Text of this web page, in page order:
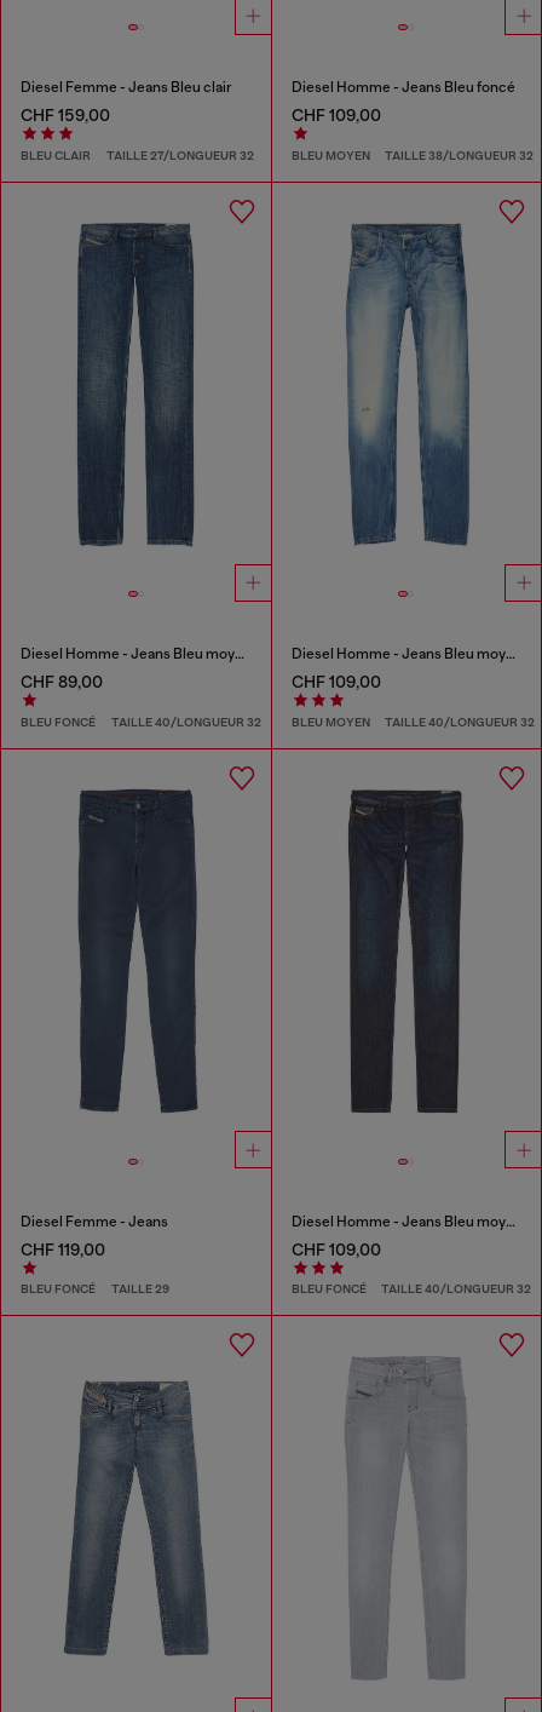
Diesel Femme - Jeans Bleu clair
CHF 159,00
BLEU CLAIR TAILLE 27/LONGUEUR 32
Diesel Homme - Jeans Bleu foncé
CHF 109,00
BLEU MOYEN TAILLE 38/LONGUEUR 32
Diesel Homme - Jeans Bleu moyen
CHF 89,00
BLEU FONCÉ TAILLE 40/LONGUEUR 32
Diesel Homme - Jeans Bleu moyen
CHF 109,00
BLEU MOYEN TAILLE 40/LONGUEUR 32
Diesel Femme - Jeans
CHF 119,00
BLEU FONCÉ TAILLE 29
Diesel Homme - Jeans Bleu moyen
CHF 109,00
BLEU FONCÉ TAILLE 40/LONGUEUR 32